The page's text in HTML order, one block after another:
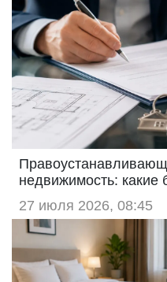
недвижимость: какие
27 июля 2026, 08:45